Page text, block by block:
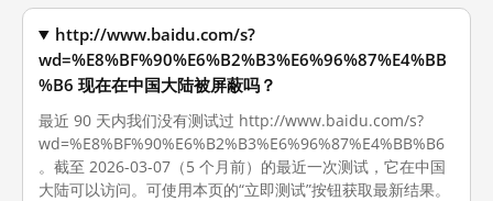
http://www.baidu.com/s?
wd=%E8%BF%90%E6%B2%B3%E6%96%87%E4%BB
%B6 现在在中国大陆被屏蔽吗？
最近 90 天内我们没有测试过 http://www.baidu.com/s?
wd=%E8%BF%90%E6%B2%B3%E6%96%87%E4%BB%B6
。截至 2026-03-07（5 个月前）的最近一次测试，它在中国
大陆可以访问。可使用本页的“立即测试”按钮获取最新结果。